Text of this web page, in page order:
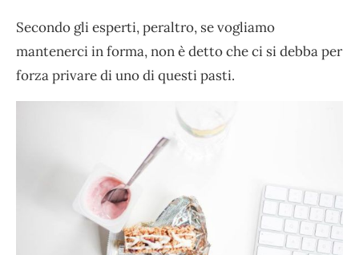
Secondo gli esperti, peraltro, se vogliamo
mantenerci in forma, non è detto che ci si debba per
forza privare di uno di questi pasti.